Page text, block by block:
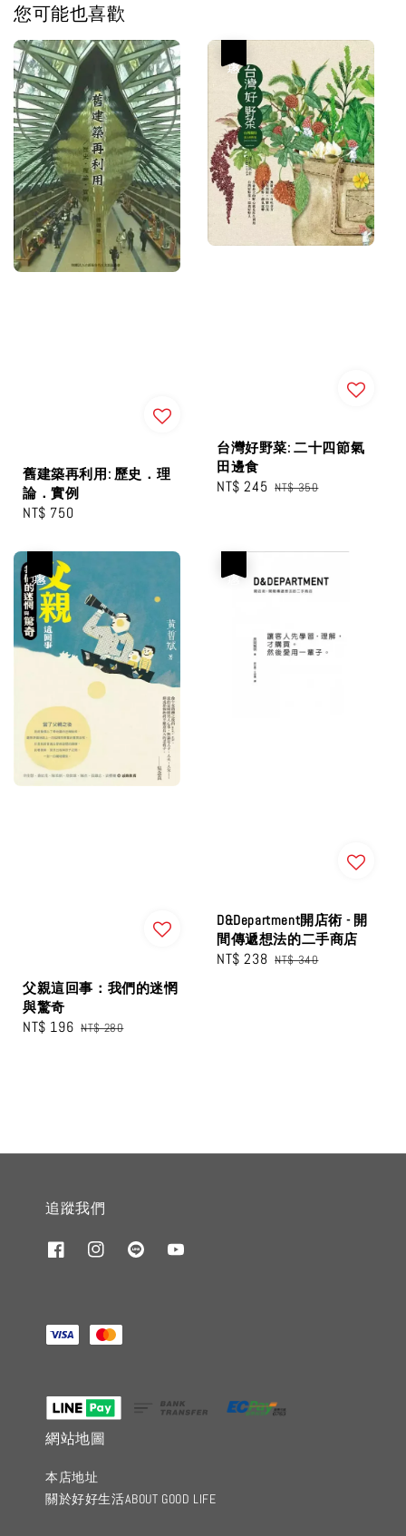
您可能也喜歡
舊建築再利用: 歷史．理
論．實例
Regular
NT$ 750
台灣好野菜: 二十四節氣
田邊食
Sale
NT$ 245 Regular
NT$ 350
父親這回事：我們的迷惘
與驚奇
Sale
NT$ 196 Regular
NT$ 280
D&Department開店術 - 開
間傳遞想法的二手商店
Sale
NT$ 238 Regular
NT$ 340
追蹤我們
網站地圖
本店地址
關於好好生活ABOUT GOOD LIFE